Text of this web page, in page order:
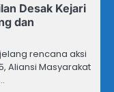
Desak Kejari
dan
rencana aksi
Aliansi Masyarakat